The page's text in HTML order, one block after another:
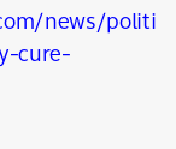
news/politi
cure-